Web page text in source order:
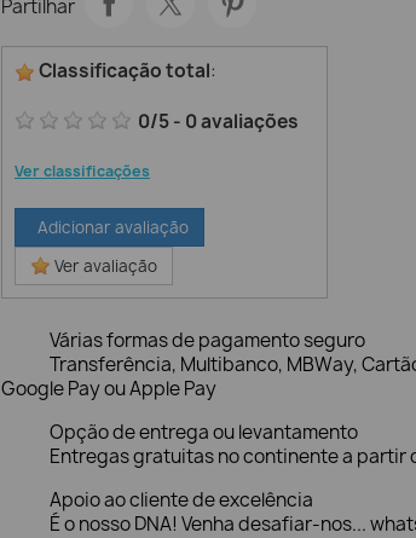
Partilhar
Classificação total:
0/5- 0avaliações
Ver classificações
Adicionar avaliação
Ver avaliação
Várias formas de pagamento seguro
Transferência, Multibanco, MBWay,
Google Pay ou Apple Pay
Opção de entrega ou levantamento
Entregas gratuitas no continente a partir
Apoio ao cliente de excelência
É o nosso DNA! Venha desafiar-nos...